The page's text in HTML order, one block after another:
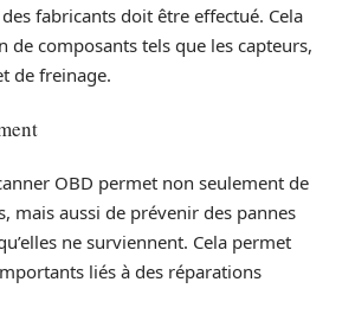
fabricants doit être effectué. Cela
de composants tels que les capteurs,
de freinage.
OBD permet non seulement de
mais aussi de prévenir des pannes
ne surviennent. Cela permet
liés à des réparations